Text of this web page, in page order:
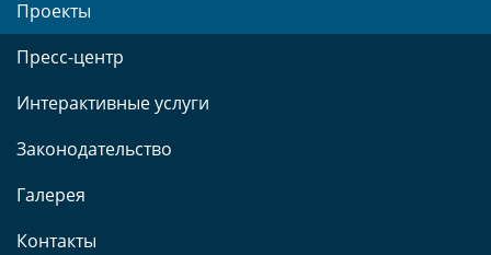
Проекты
Пресс-центр
Интерактивные услуги
Законодательство
Галерея
Контакты